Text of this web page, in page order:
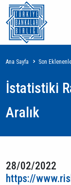
Sayfa
yolu
Ana Sayfa Son
İstatistiki
Aralık
28/02/2022
https://